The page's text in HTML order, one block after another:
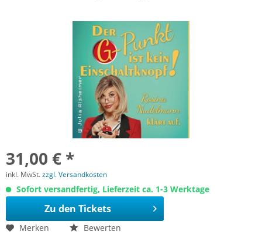
31,00 € *
inkl. MwSt.zzgl. Versandkosten
Sofort versandfertig, Lieferzeit ca. 1-3 Werktage
Zu den Tickets
Merken Bewerten